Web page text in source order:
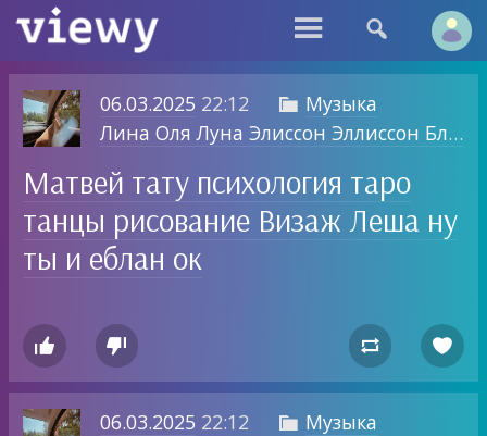
 
06.03.2025 22:12  Музыка
Лина Оля Луна Элиссон Эллиссон Блог о том, о чем хочу.
Матвей тату психология таро
танцы рисование Визаж Леша ну
ты и еблан ок
   
06.03.2025 22:12  Музыка